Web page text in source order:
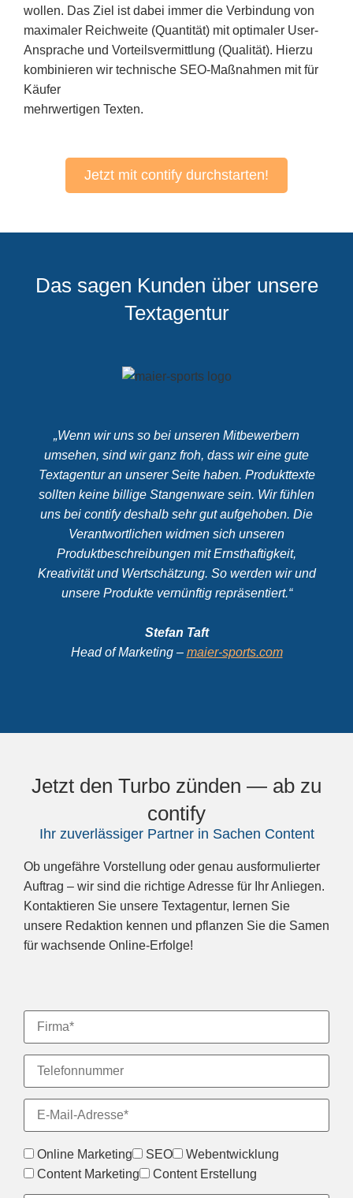
wollen. Das Ziel ist dabei immer die Verbindung von
maximaler Reichweite (Quantität) mitoptimaler User-
Ansprache und Vorteilsvermittlung (Qualität). Hierzu
kombinieren wir technische SEO-Maßnahmen mit für
Käufer
mehrwertigen Texten.
Jetzt mit contify durchstarten!
Das sagen Kunden über unsere
Textagentur
„Wenn wir uns so bei unseren Mitbewerbern
umsehen, sind wir ganz froh, dass wir eine gute
Textagentur an unserer Seite haben. Produkttexte
sollten keine billige Stangenware sein. Wir fühlen
uns bei contify deshalb sehr gut aufgehoben. Die
Verantwortlichen widmen sich unseren
Produktbeschreibungen mit Ernsthaftigkeit,
Kreativität und Wertschätzung. So werden wir und
unsere Produkte vernünftig repräsentiert.“
Stefan Taft
Head of Marketing – maier-sports.com
Jetzt den Turbo zünden — ab zu
contify
Ihr zuverlässiger Partner in Sachen Content
Ob ungefähre Vorstellung oder genau ausformulierter
Auftrag – wir sind die richtige Adresse für Ihr Anliegen.
Kontaktieren Sie unsere Textagentur, lernen Sie
unsere Redaktion kennen und pflanzen Sie die Samen
für wachsende Online-Erfolge!
Online Marketing SEO
Webentwicklung
Content Marketing
Content Erstellung